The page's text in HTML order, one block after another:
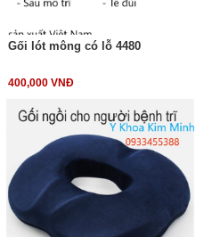
Gối lót mông có lỗ 4480
400,000 VNĐ